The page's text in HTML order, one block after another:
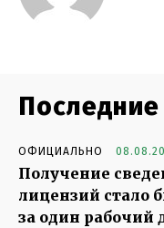
ОФИЦИАЛЬНО
Получение
лицензий стало
за один рабочий